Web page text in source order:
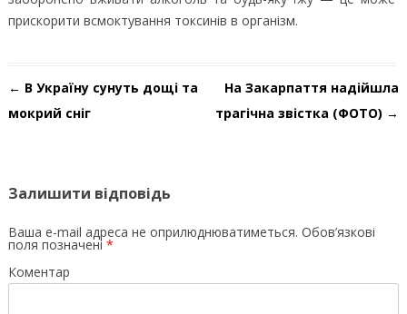
прискорити всмоктування токсинів в організм.
Навігація по запису
← В Україну сунуть дощі та
мокрий сніг
На Закарпаття надійшла
трагічна звістка (ФОТО) →
Залишити відповідь
Ваша e-mail адреса не оприлюднюватиметься. Обов’язкові
поля позначені *
Коментар